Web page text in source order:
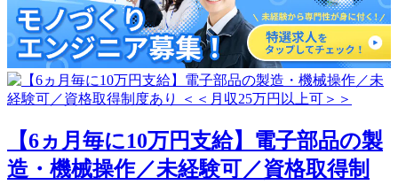
【6ヵ月毎に10万円支給】電子部品の製
造・機械操作／未経験可／資格取得制